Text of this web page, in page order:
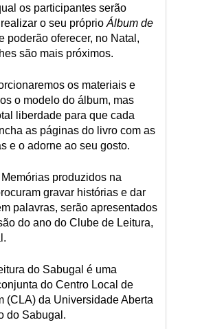
os participantes serão
o seu próprio Álbum de
poderão oferecer, no Natal,
são mais próximos.
os materiais e
o modelo do álbum, mas
liberdade para que cada
as páginas do livro com as
e o adorne ao seu gosto.
produzidos na
gravar histórias e dar
palavras, serão apresentados
do ano do Clube de Leitura,
do Sabugal é uma
do Centro Local de
(CLA) da Universidade Aberta
do Sabugal.